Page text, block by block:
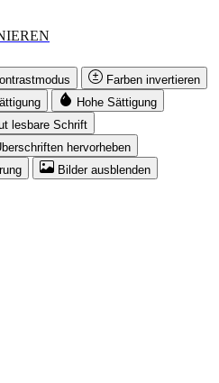
Farben invertieren
Hohe Sättigung
lesbare Schrift
hervorheben
Bilder ausblenden